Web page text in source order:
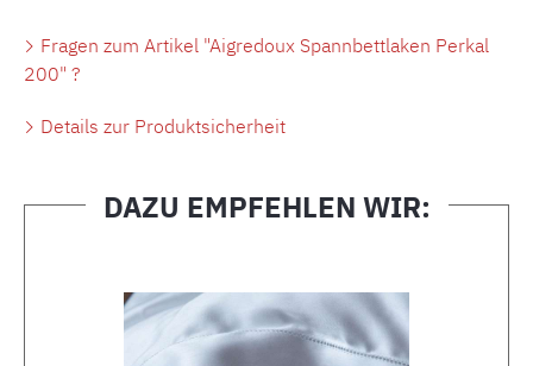
Fragen zum Artikel "Aigredoux Spannbettlaken Perkal
200" ?
Details zur Produktsicherheit
DAZU EMPFEHLEN WIR: